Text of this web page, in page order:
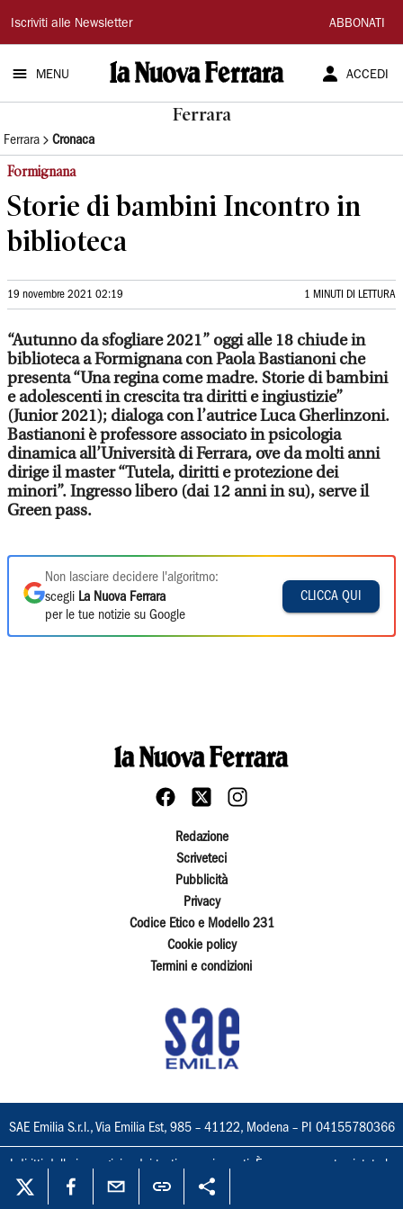
La
Nuova
Ferrara
Iscriviti alle Newsletter ABBONATI
MENU ACCEDI
Ferrara
Ferrara Cronaca
Formignana
Storie di bambini Incontro in
biblioteca
19 novembre 2021 02:19 1 MINUTI DI LETTURA
“Autunno da sfogliare 2021” oggi alle 18 chiude in
biblioteca a Formignana con Paola Bastianoni che
presenta “Una regina come madre. Storie di bambini
e adolescenti in crescita tra diritti e ingiustizie”
(Junior 2021); dialoga con l’autrice Luca Gherlinzoni.
Bastianoni è professore associato in psicologia
dinamica all’Università di Ferrara, ove da molti anni
dirige il master “Tutela, diritti e protezione dei
minori”. Ingresso libero (dai 12 anni in su), serve il
Green pass.
Non lasciare decidere l'algoritmo:
scegli La Nuova Ferrara
per le tue notizie su Google
CLICCA QUI
Redazione
Scriveteci
Pubblicità
Privacy
Codice Etico e Modello 231
Cookie policy
Termini e condizioni
SAE Emilia S.r.l., Via Emilia Est, 985 – 41122, Modena – PI 04155780366
I diritti delle immagini e dei testi sono riservati. È espressamente vietata la
loro riproduzione con qualsiasi mezzo e l'adattamento totale o parziale.